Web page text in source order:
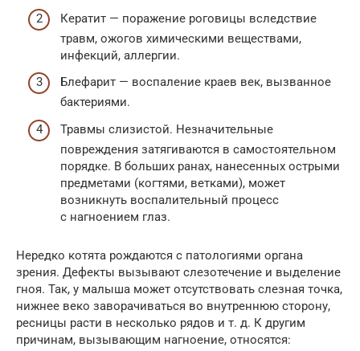
Кератит — поражение роговицы вследствие
травм, ожогов химическими веществами,
инфекций, аллергии.
Блефарит — воспаление краев век, вызванное
бактериями.
Травмы слизистой. Незначительные
повреждения затягиваются в самостоятельном
порядке. В больших ранах, нанесенных острыми
предметами (когтями, ветками), может
возникнуть воспалительный процесс
с нагноением глаз.
Нередко котята рождаются с патологиями органа
зрения. Дефекты вызывают слезотечение и выделение
гноя. Так, у малыша может отсутствовать слезная точка,
нижнее веко заворачиваться во внутреннюю сторону,
ресницы расти в несколько рядов и т. д. К другим
причинам, вызывающим нагноение, относятся: